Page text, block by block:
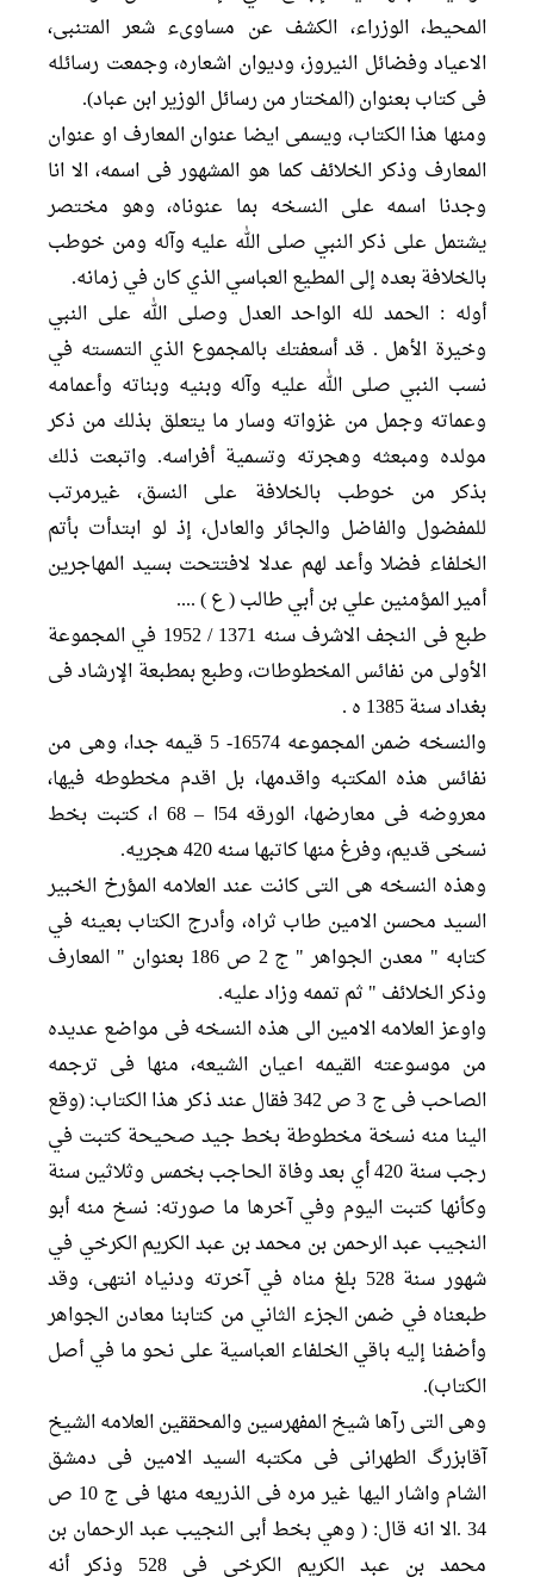
المحيط، الوزراء، الکشف عن مساویء شعر المتنبی،
الاعیاد وفضائل النیروز، ودیوان اشعاره، وجمعت رسائله
فی کتاب بعنوان (المختار من رسائل الوزیر ابن عباد).
ومنها هذا الکتاب، ویسمی ایضا عنوان المعارف او عنوان
المعارف وذکر الخلائف کما هو المشهور فی اسمه، الا انا
وجدنا اسمه علی النسخه بما عنوناه، وهو مختصر
يشتمل على ذكر النبي صلی الله علیه وآله ومن خوطب
بالخلافة بعده إلى المطيع العباسي الذي كان في زمانه.
أوله : الحمد لله الواحد العدل وصلى الله على النبي
وخيرة الأهل . قد أسعفتك بالمجموع الذي التمسته في
نسب النبي صلى الله عليه وآله وبنيه وبناته وأعمامه
وعماته وجمل من غزواته وسار ما يتعلق بذلك من ذكر
مولده ومبعثه وهجرته وتسمية أفراسه. واتبعت ذلك
بذكر من خوطب بالخلافة على النسق، غيرمرتب
للمفضول والفاضل والجائر والعادل، إذ لو ابتدأت بأتم
الخلفاء فضلا وأعد لهم عدلا لافتتحت بسيد المهاجرين
أمير المؤمنين علي بن أبي طالب ( ع ) ....
طبع فی النجف الاشرف سنه 1371 / 1952 في المجموعة
الأولى من نفائس المخطوطات، وطبع بمطبعة الإرشاد فی
بغداد سنة 1385 ه .
والنسخه ضمن المجموعه 16574- 5 قیمه جدا، وهی من
نفائس هذه المکتبه واقدمها، بل اقدم مخطوطه فیها،
معروضه فی معارضها، الورقه 54ا – 68 ا، کتبت بخط
نسخی قدیم، وفرغ منها کاتبها سنه 420 هجریه.
وهذه النسخه هی التی کانت عند العلامه المؤرخ الخبیر
السید محسن الامین طاب ثراه، وأدرج الكتاب بعينه في
کتابه " معدن الجواهر " ج 2 ص 186 بعنوان " المعارف
وذكر الخلائف " ثم تممه وزاد علیه.
واوعز العلامه الامین الی هذه النسخه فی مواضع عدیده
من موسوعته القیمه اعیان الشیعه، منها فی ترجمه
الصاحب فی ج 3 ص 342 فقال عند ذکر هذا الکتاب: (وقع
الينا منه نسخة مخطوطة بخط جيد صحيحة كتبت في
رجب سنة 420 أي بعد وفاة الحاجب بخمس وثلاثين سنة
وكأنها كتبت اليوم وفي آخرها ما صورته: نسخ منه أبو
النجيب عبد الرحمن بن محمد بن عبد الكريم الكرخي في
شهور سنة 528 بلغ مناه في آخرته ودنياه انتهى، وقد
طبعناه في ضمن الجزء الثاني من كتابنا معادن الجواهر
وأضفنا إليه باقي الخلفاء العباسية على نحو ما في أصل
الكتاب).
وهی التی رآها شیخ المفهرسین والمحققین العلامه الشیخ
آقابزرگ الطهرانی فی مکتبه السید الامین فی دمشق
الشام واشار الیها غیر مره فی الذریعه منها فی ج 10 ص
34 .الا انه قال: ( وهي بخط أبى النجيب عبد الرحمان بن
محمد بن عبد الكريم الكرخي في 528 وذكر أنه